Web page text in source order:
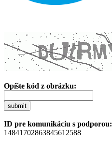
Opíšte kód z obrázku:
submit
ID pre komunikáciu s podporou:
14841702863845612588